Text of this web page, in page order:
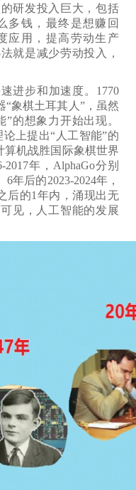
研发投入巨大，包括
多钱，最终是想赚回
应用，提高劳动生产
就是减少劳动投入，
进步和加速度。1770
象棋土耳其人”，虽然
”的想象力开始出现。
论上提出“人工智能”的
算机战胜国际象棋世界
年，AlphaGo分别
6年后的2023-2024年，
后的1年内，涌现出无
见，人工智能的发展